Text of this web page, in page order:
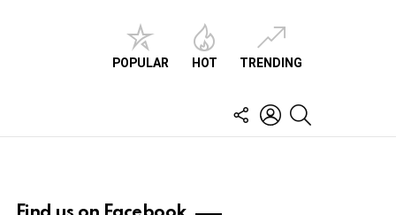
POPULAR HOT TRENDING
FOLLOW
US
LOGIN